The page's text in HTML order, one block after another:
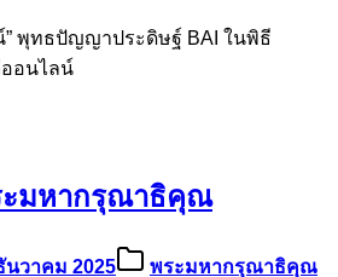
” พุทธปัญญาประดิษฐ์ BAI ในพิธี
อนไลน์
มหากรุณาธิคุณ
นวาคม 2025 พระมหากรุณาธิคุณ